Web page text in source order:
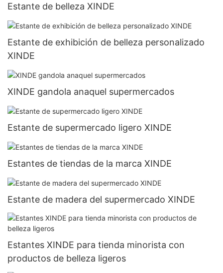
Estante de belleza XINDE
Estante de exhibición de belleza personalizado
XINDE
XINDE gandola anaquel supermercados
Estante de supermercado ligero XINDE
Estantes de tiendas de la marca XINDE
Estante de madera del supermercado XINDE
Estantes XINDE para tienda minorista con
productos de belleza ligeros